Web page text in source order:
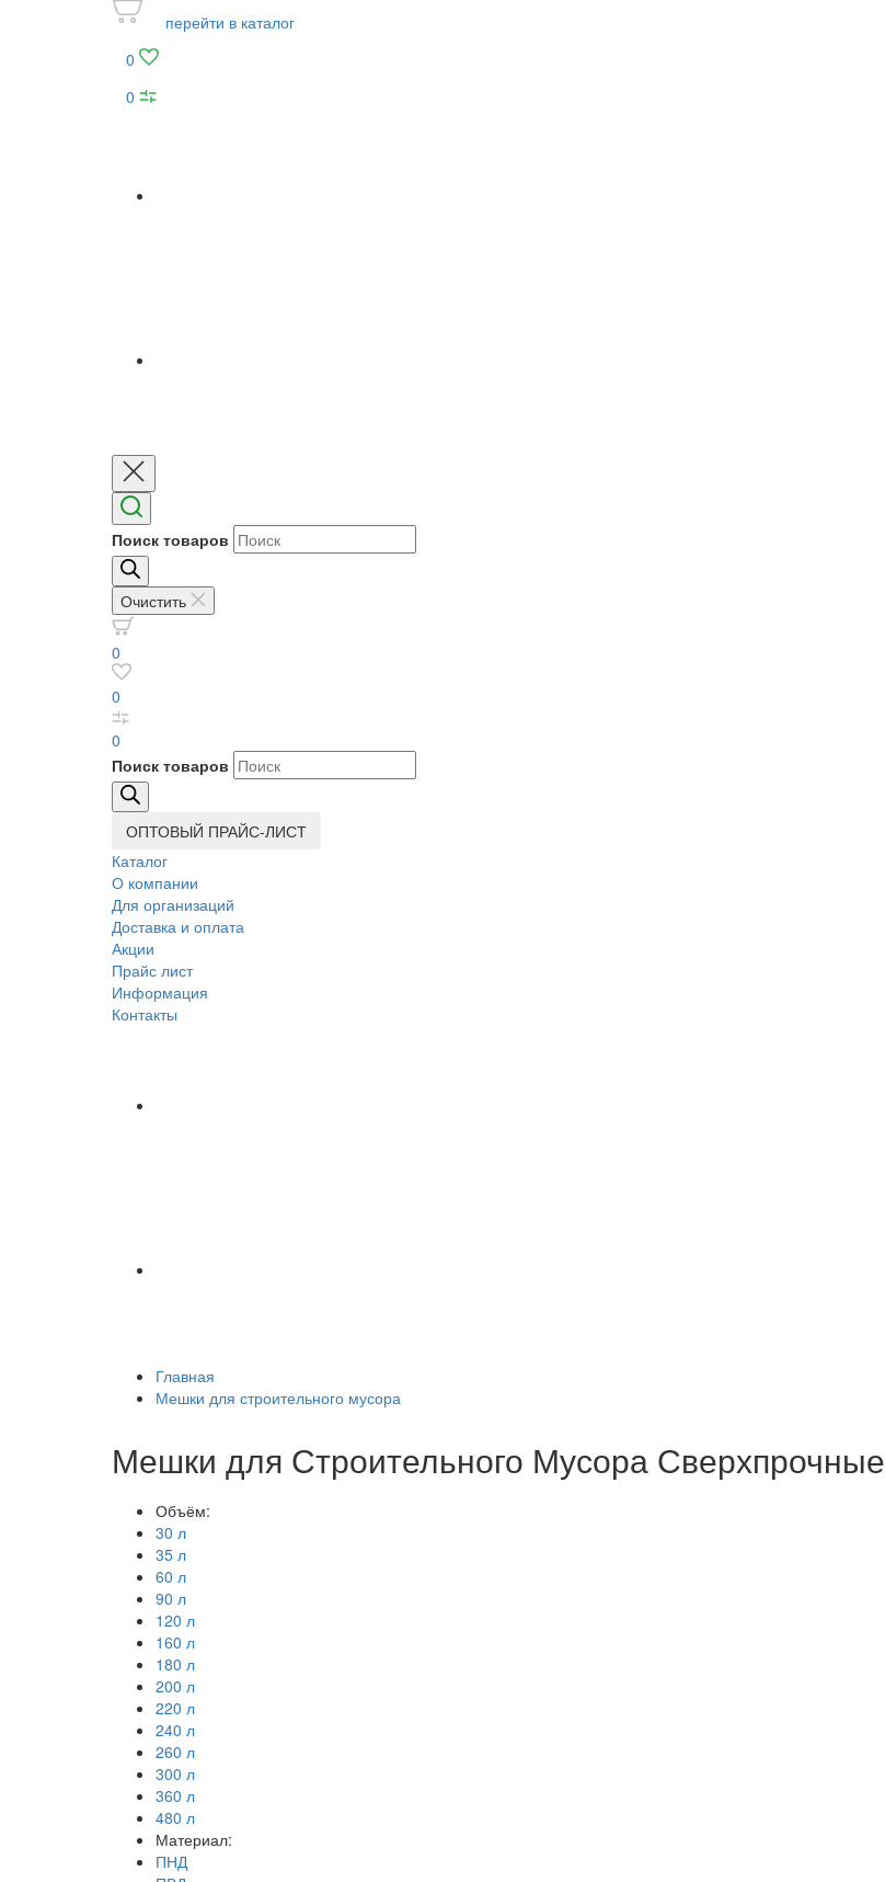
перейти в каталог
0
0
Поиск товаров
Очистить
0
0
0
Поиск товаров
ОПТОВЫЙ ПРАЙС-ЛИСТ
Каталог
О компании
Для организаций
Доставка и оплата
Акции
Прайс лист
Информация
Контакты
Главная
Мешки для строительного мусора
Мешки для Строительного Мусора Сверхпрочные
Объём:
30 л
35 л
60 л
90 л
120 л
160 л
180 л
200 л
220 л
240 л
260 л
300 л
360 л
480 л
Материал:
ПНД